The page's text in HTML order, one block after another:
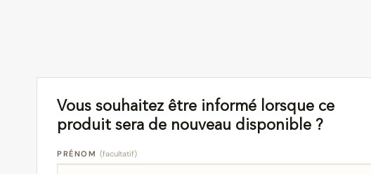
Vous souhaitez être informé lorsque ce
produit sera de nouveau disponible ?
PRÉNOM (facultatif)